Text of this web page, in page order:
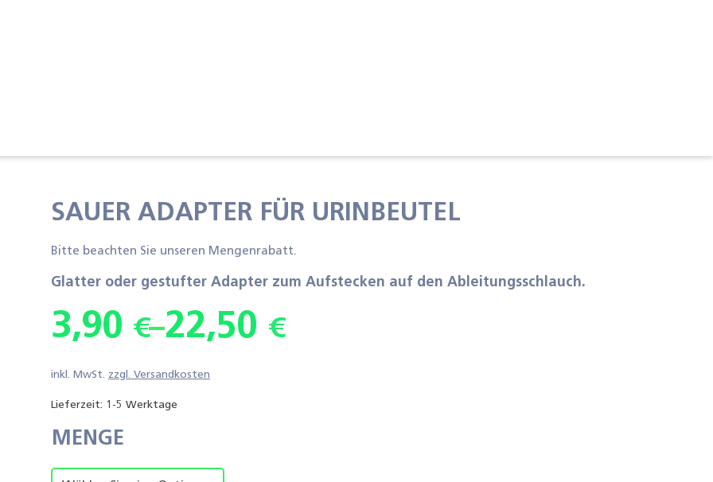
SAUER ADAPTER FÜR URINBEUTEL
Bitte beachten Sie unseren Mengenrabatt.
Glatter oder gestufter Adapter zum Aufstecken auf den Ableitungsschlauch.
3,90 €–22,50 €
inkl. MwSt. zzgl. Versandkosten
Lieferzeit: 1-5 Werktage
MENGE